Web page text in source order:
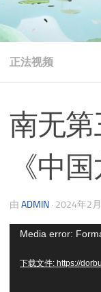
正法视频
南无
《中国
由 ADMIN · 2024年2
视
播
Media error:
下载文件: https://